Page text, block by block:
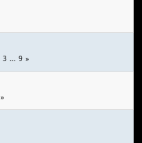
3 ... 9